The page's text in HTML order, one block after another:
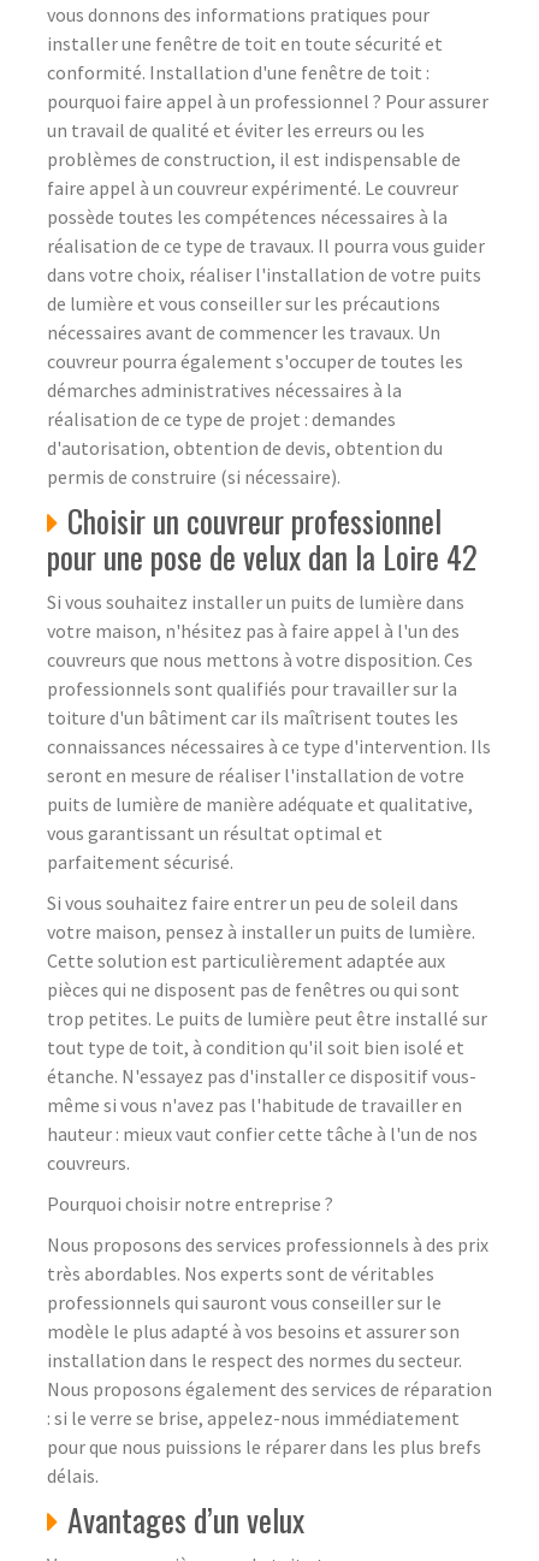
vous donnons des informations pratiques pour
installer une fenêtre de toit en toute sécurité et
conformité. Installation d'une fenêtre de toit :
pourquoi faire appel à un professionnel ? Pour assurer
un travail de qualité et éviter les erreurs ou les
problèmes de construction, il est indispensable de
faire appel à un couvreur expérimenté. Le couvreur
possède toutes les compétences nécessaires à la
réalisation de ce type de travaux. Il pourra vous guider
dans votre choix, réaliser l'installation de votre puits
de lumière et vous conseiller sur les précautions
nécessaires avant de commencer les travaux. Un
couvreur pourra également s'occuper de toutes les
démarches administratives nécessaires à la
réalisation de ce type de projet : demandes
d'autorisation, obtention de devis, obtention du
permis de construire (si nécessaire).
Choisir un couvreur professionnel
pour une pose de velux dan la Loire 42
Si vous souhaitez installer un puits de lumière dans
votre maison, n'hésitez pas à faire appel à l'un des
couvreurs que nous mettons à votre disposition. Ces
professionnels sont qualifiés pour travailler sur la
toiture d'un bâtiment car ils maîtrisent toutes les
connaissances nécessaires à ce type d'intervention. Ils
seront en mesure de réaliser l'installation de votre
puits de lumière de manière adéquate et qualitative,
vous garantissant un résultat optimal et
parfaitement sécurisé.
Si vous souhaitez faire entrer un peu de soleil dans
votre maison, pensez à installer un puits de lumière.
Cette solution est particulièrement adaptée aux
pièces qui ne disposent pas de fenêtres ou qui sont
trop petites. Le puits de lumière peut être installé sur
tout type de toit, à condition qu'il soit bien isolé et
étanche. N'essayez pas d'installer ce dispositif vous-
même si vous n'avez pas l'habitude de travailler en
hauteur : mieux vaut confier cette tâche à l'un de nos
couvreurs.
Pourquoi choisir notre entreprise ?
Nous proposons des services professionnels à des prix
très abordables. Nos experts sont de véritables
professionnels qui sauront vous conseiller sur le
modèle le plus adapté à vos besoins et assurer son
installation dans le respect des normes du secteur.
Nous proposons également des services de réparation
: si le verre se brise, appelez-nous immédiatement
pour que nous puissions le réparer dans les plus brefs
délais.
Avantages d’un velux